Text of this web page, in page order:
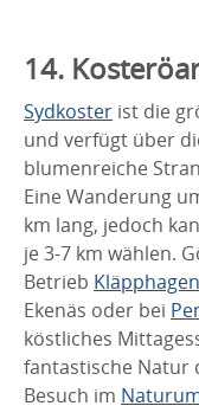
14.
Sydkoster ist die
und verfügt über
blumenreiche
Eine Wanderung
km lang, jedoch
je 3-7 km wählen.
Betrieb Kläpphagen
Ekenäs oder bei
köstliches
fantastische Natur
Besuch im N